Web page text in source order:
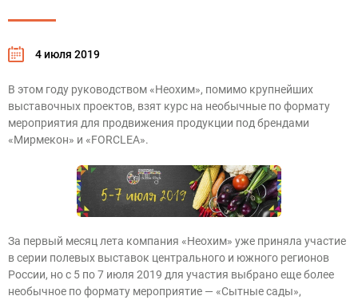
4 июля 2019
В этом году руководством «Неохим», помимо крупнейших
выставочных проектов, взят курс на необычные по формату
мероприятия для продвижения продукции под брендами
«Мирмекон» и «FORCLEA».
За первый месяц лета компания «Неохим» уже приняла участие
в серии полевых выставок центрального и южного регионов
России, но с 5 по 7 июля 2019 для участия выбрано еще более
необычное по формату мероприятие — «Сытные сады»,